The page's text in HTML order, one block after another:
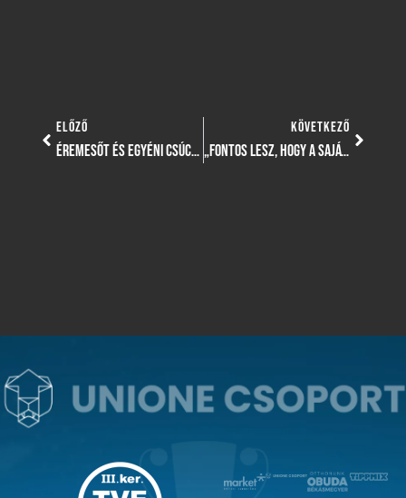
ELŐZŐ
ÉREMESŐT ÉS EGYÉNI CSÚCSOKAT HOZOTT AZ ÖSSZETETT ATLÉTIKAI OB FIATAL ATLÉTÁINK SZÁMÁRA
KÖVETKEZŐ
„FONTOS LESZ, HOGY A SAJÁT ARCUNKAT, A SAJÁT JÁTÉKUNKAT MUTASSUK”